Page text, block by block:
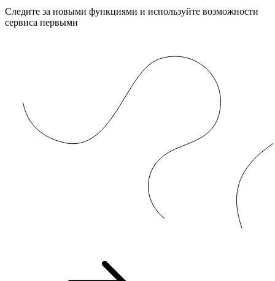
Следите за новыми функциями и используйте возможности
сервиса первыми